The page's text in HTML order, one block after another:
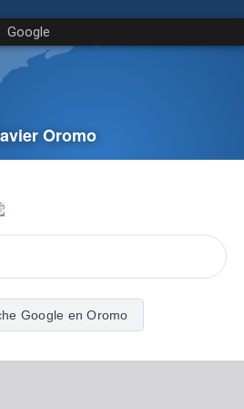
Google
Oromo
Google en Oromo